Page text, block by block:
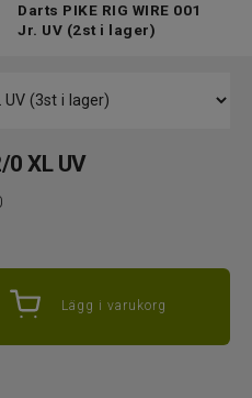
Darts PIKE RIG WIRE 001
Jr. UV (2st i lager)
0 XL UV
Lägg i varukorg